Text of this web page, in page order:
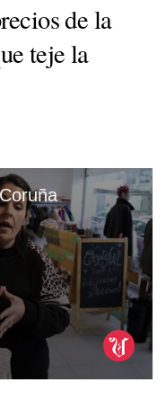
de la
teje la